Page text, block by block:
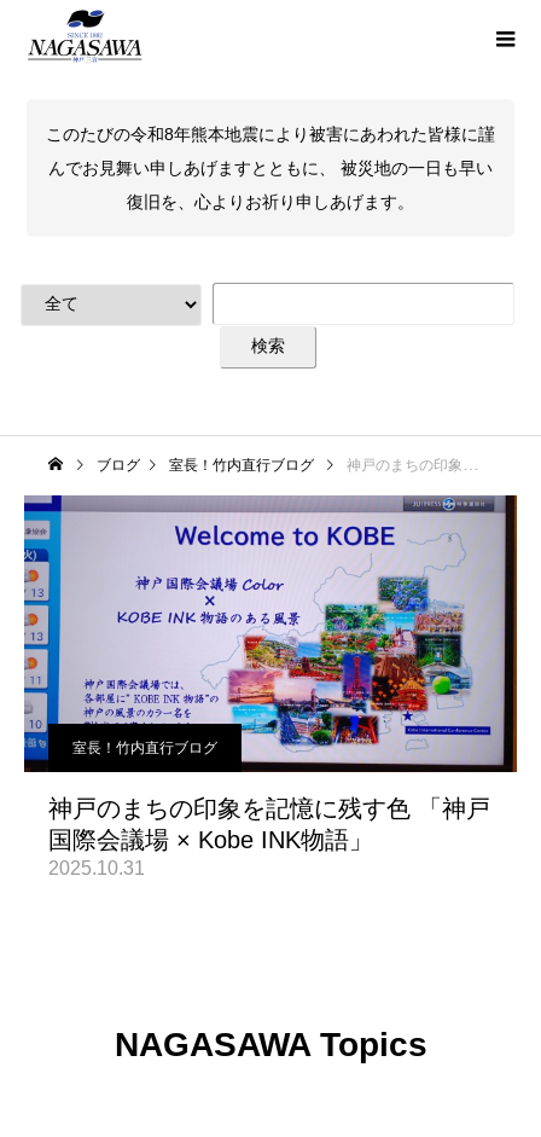
このたびの令和8年熊本地震により被害にあわれた皆様に謹
んでお見舞い申しあげますとともに、 被災地の一日も早い
復旧を、心よりお祈り申しあげます。
ブログ 室長！竹内直行ブログ 神戸のまちの印象を記憶に残す色 「神戸国際会議場 × Kobe INK物語」
室長！竹内直行ブログ
神戸のまちの印象を記憶に残す色 「神戸
国際会議場 × Kobe INK物語」
2025.10.31
NAGASAWA Topics